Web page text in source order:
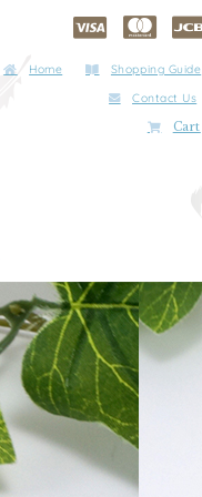
Home Shopping Guide
Contact Us
Cart